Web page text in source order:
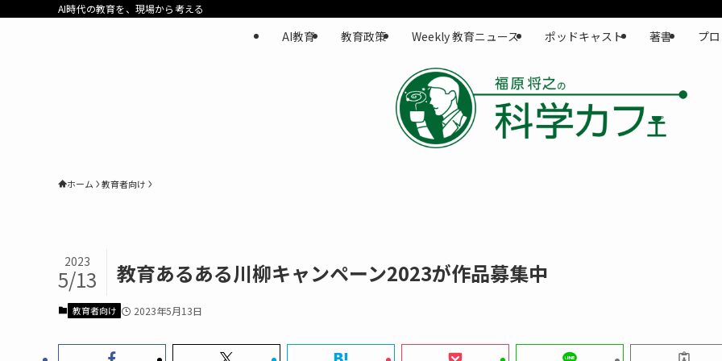
AI時代の教育を、現場から考える
AI教育 教育政策 Weekly 教育ニュース ポッドキャスト 著書 プ
ホーム 教育者向け
教育あるある川柳キャンペーン2023が作品募集中
2023
5/13
教育者向け 2023年5月13日